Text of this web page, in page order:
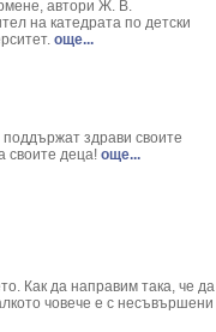
автори Ж. В.
на катедрата по детски
още...
здрави своите
своите деца! още...
Как да направим така, че да
човече е с несъвършени